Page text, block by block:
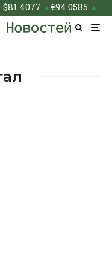
$81.4077 ▲€94.0585 ▲